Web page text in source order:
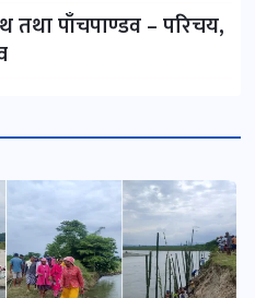
तथा पाँचपाण्डव – परिचय,